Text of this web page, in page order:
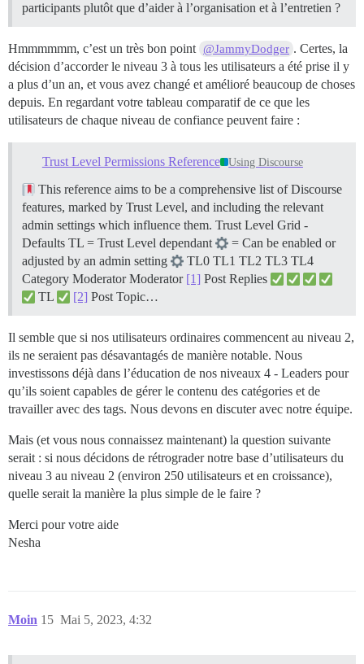
participants plutôt que d’aider à l’organisation et à l’entretien ?
Hmmmmmm, c’est un très bon point @JammyDodger . Certes, la
décision d’accorder le niveau 3 à tous les utilisateurs a été prise il y
a plus d’un an, et vous avez changé et amélioré beaucoup de choses
depuis. En regardant votre tableau comparatif de ce que les
utilisateurs de chaque niveau de confiance peuvent faire :
Trust Level Permissions Reference Using Discourse
This reference aims to be a comprehensive list of Discourse
features, marked by Trust Level, and including the relevant
admin settings which influence them. Trust Level Grid -
Defaults TL = Trust Level dependant
= Can be enabled or
adjusted by an admin setting
TL0 TL1 TL2 TL3 TL4
Category Moderator Moderator [1] Post Replies
TL
[2] Post Topic…
Il semble que si nos utilisateurs ordinaires commencent au niveau 2,
ils ne seraient pas désavantagés de manière notable. Nous
investissons déjà dans l’éducation de nos niveaux 4 - Leaders pour
qu’ils soient capables de gérer le contenu des catégories et de
travailler avec des tags. Nous devons en discuter avec notre équipe.
Mais (et vous nous connaissez maintenant) la question suivante
serait : si nous décidons de rétrograder notre base d’utilisateurs du
niveau 3 au niveau 2 (environ 250 utilisateurs et en croissance),
quelle serait la manière la plus simple de le faire ?
Merci pour votre aide
Nesha
Moin Mai 5, 2023, 4:32
15